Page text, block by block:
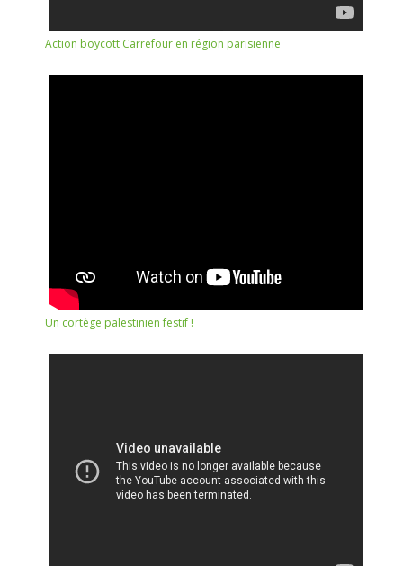
Action boycott Carrefour en région parisienne
Un cortège palestinien festif !